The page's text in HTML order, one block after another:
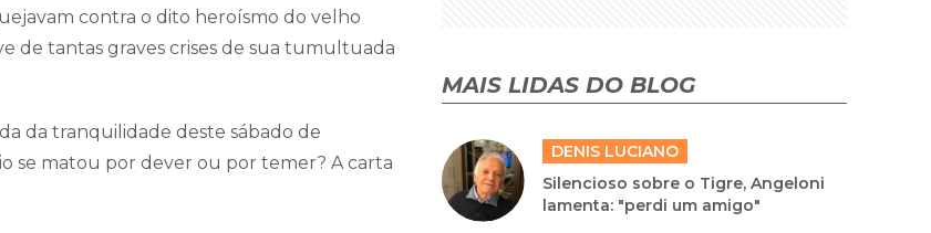
contra o dito heroísmo do velho
de tantas graves crises de sua tumultuada
da tranquilidade deste sábado de
se matou por dever ou por temer? A carta
MAIS LIDAS DO BLOG
DENIS LUCIANO
Silencioso sobre o Tigre, Angeloni
lamenta: "perdi um amigo"